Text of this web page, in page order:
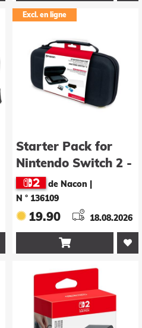
Excl. en ligne
Starter Pack for
Nintendo Switch 2 -
Black- (Nacon)
de Nacon
N ° 136109
19.90 18.08.2026
